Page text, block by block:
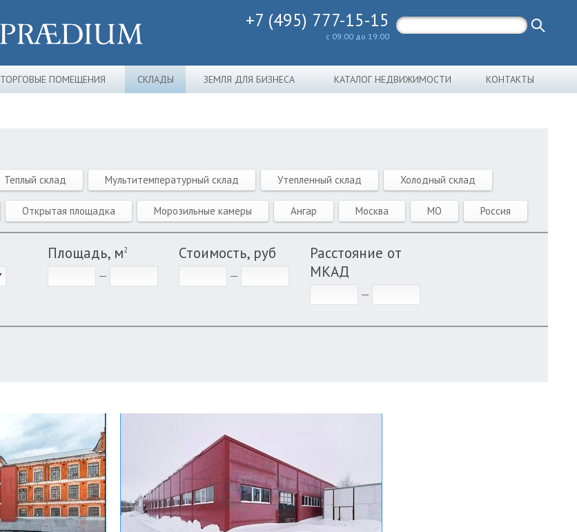
+7 (495) 777-15-15
с 09:00 до 19:00
ТОРГОВЫЕ ПОМЕЩЕНИЯ СКЛАДЫ ЗЕМЛЯ ДЛЯ БИЗНЕСА КАТАЛОГ НЕДВИЖИМОСТИ КОНТАКТЫ
Теплый склад Мультитемпературный склад Утепленный склад Холодный склад
Открытая площадка Морозильные камеры Ангар Москва МО Россия
Площадь, м2 Стоимость, руб
Расстояние от
МКАД